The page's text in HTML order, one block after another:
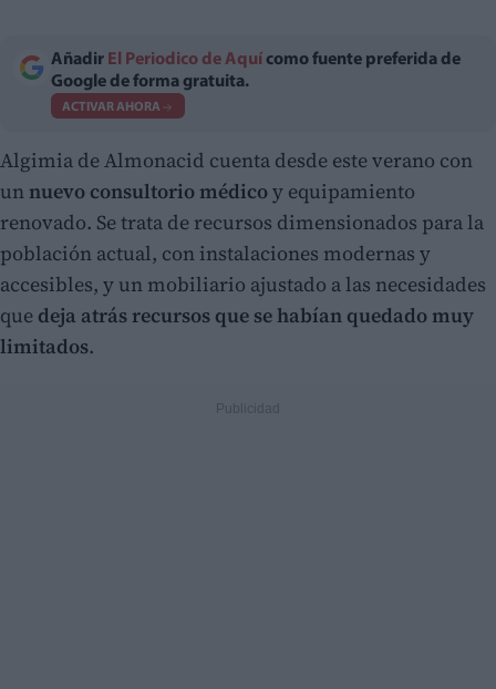
Añadir El Periodico de Aquí como fuente preferida de
Google de forma gratuita.
ACTIVAR AHORA
Algimia de Almonacid cuenta desde este verano con
unnuevo consultorio médicoy equipamiento
renovado. Se trata de recursos dimensionados para la
población actual, con instalaciones modernas y
accesibles, y un mobiliario ajustado a las necesidades
que deja atrás recursos que se habían quedado muy
limitados.